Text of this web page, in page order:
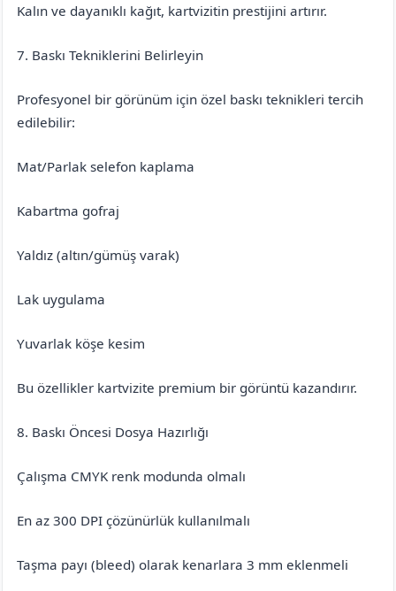
Kalın ve dayanıklı kağıt, kartvizitin prestijini artırır.
7. Baskı Tekniklerini Belirleyin
Profesyonel bir görünüm için özel baskı teknikleri tercih
edilebilir:
Mat/Parlak selefon kaplama
Kabartma gofraj
Yaldız (altın/gümüş varak)
Lak uygulama
Yuvarlak köşe kesim
Bu özellikler kartvizite premium bir görüntü kazandırır.
8. Baskı Öncesi Dosya Hazırlığı
Çalışma CMYK renk modunda olmalı
En az 300 DPI çözünürlük kullanılmalı
Taşma payı (bleed) olarak kenarlara 3 mm eklenmeli